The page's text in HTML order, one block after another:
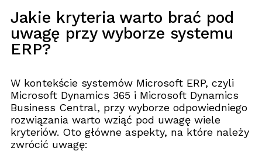
Jakie kryteria warto brać pod
uwagę przy wyborze systemu
ERP?
W kontekście systemów Microsoft ERP, czyli
Microsoft Dynamics 365 i Microsoft Dynamics
Business Central, przy wyborze odpowiedniego
rozwiązania warto wziąć pod uwagę wiele
kryteriów. Oto główne aspekty, na które należy
zwrócić uwagę: